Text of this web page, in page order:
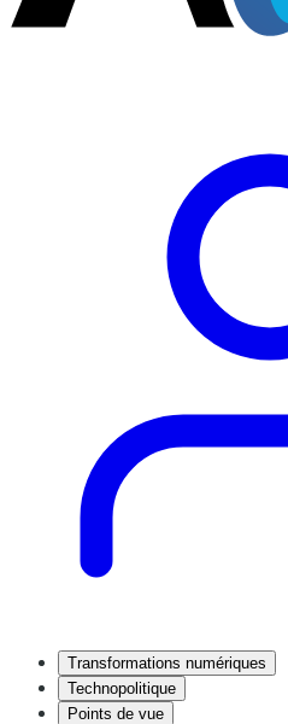
Transformations numériques
Technopolitique
Points de vue